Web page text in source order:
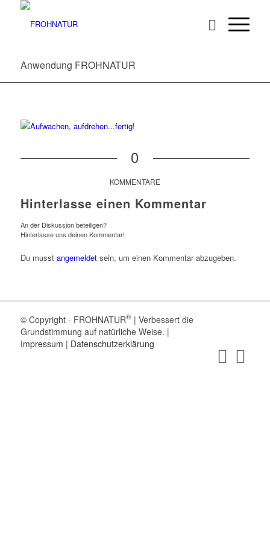
Anwendung FROHNATUR
0
KOMMENTARE
Hinterlasse einen Kommentar
An der Diskussion beteiligen?
Hinterlasse uns deinen Kommentar!
Du musst angemeldetsein, um einen Kommentar abzugeben.
© Copyright - FROHNATUR®| Verbessert die
Grundstimmung auf natürliche Weise. |
Impressum | Datenschutzerklärung